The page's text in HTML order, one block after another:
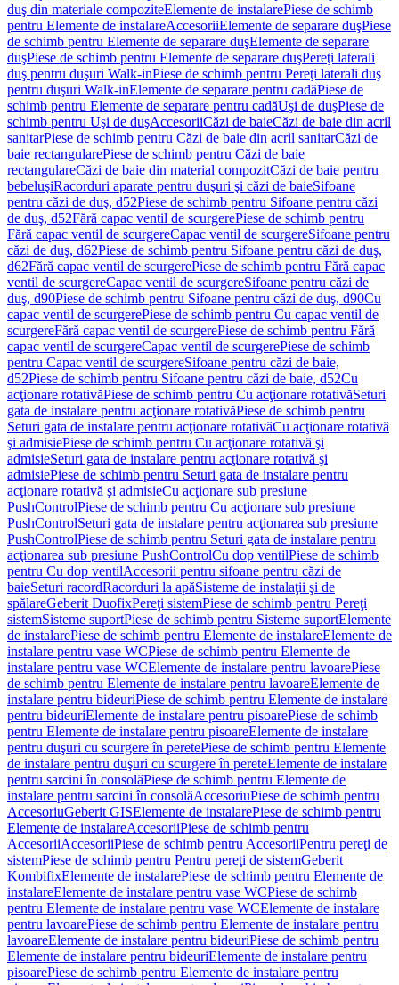
duş din materiale compoziteElemente de instalarePiese de schimb
pentru Elemente de instalareAccesoriiElemente de separare duşPiese
de schimb pentru Elemente de separare duşElemente de separare
duşPiese de schimb pentru Elemente de separare duşPereţi laterali
duş pentru duşuri Walk-inPiese de schimb pentru Pereţi laterali duş
pentru duşuri Walk-inElemente de separare pentru cadăPiese de
schimb pentru Elemente de separare pentru cadăUşi de duşPiese de
schimb pentru Uşi de duşAccesoriiCăzi de baieCăzi de baie din acril
sanitarPiese de schimb pentru Căzi de baie din acril sanitarCăzi de
baie rectangularePiese de schimb pentru Căzi de baie
rectangulareCăzi de baie din material compozitCăzi de baie pentru
bebeluşiRacorduri aparate pentru duşuri şi căzi de baieSifoane
pentru căzi de duş, d52Piese de schimb pentru Sifoane pentru căzi
de duş, d52Fără capac ventil de scurgerePiese de schimb pentru
Fără capac ventil de scurgereCapac ventil de scurgereSifoane pentru
căzi de duş, d62Piese de schimb pentru Sifoane pentru căzi de duş,
d62Fără capac ventil de scurgerePiese de schimb pentru Fără capac
ventil de scurgereCapac ventil de scurgereSifoane pentru căzi de
duş, d90Piese de schimb pentru Sifoane pentru căzi de duş, d90Cu
capac ventil de scurgerePiese de schimb pentru Cu capac ventil de
scurgereFără capac ventil de scurgerePiese de schimb pentru Fără
capac ventil de scurgereCapac ventil de scurgerePiese de schimb
pentru Capac ventil de scurgereSifoane pentru căzi de baie,
d52Piese de schimb pentru Sifoane pentru căzi de baie, d52Cu
acţionare rotativăPiese de schimb pentru Cu acţionare rotativăSeturi
gata de instalare pentru acţionare rotativăPiese de schimb pentru
Seturi gata de instalare pentru acţionare rotativăCu acţionare rotativă
şi admisiePiese de schimb pentru Cu acţionare rotativă şi
admisieSeturi gata de instalare pentru acţionare rotativă şi
admisiePiese de schimb pentru Seturi gata de instalare pentru
acţionare rotativă şi admisieCu acţionare sub presiune
PushControlPiese de schimb pentru Cu acţionare sub presiune
PushControlSeturi gata de instalare pentru acţionarea sub presiune
PushControlPiese de schimb pentru Seturi gata de instalare pentru
acţionarea sub presiune PushControlCu dop ventilPiese de schimb
pentru Cu dop ventilAccesorii pentru sifoane pentru căzi de
baieSeturi racordRacorduri la apăSisteme de instalaţii şi de
spălareGeberit DuofixPereţi sistemPiese de schimb pentru Pereţi
sistemSisteme suportPiese de schimb pentru Sisteme suportElemente
de instalarePiese de schimb pentru Elemente de instalareElemente de
instalare pentru vase WCPiese de schimb pentru Elemente de
instalare pentru vase WCElemente de instalare pentru lavoarePiese
de schimb pentru Elemente de instalare pentru lavoareElemente de
instalare pentru bideuriPiese de schimb pentru Elemente de instalare
pentru bideuriElemente de instalare pentru pisoarePiese de schimb
pentru Elemente de instalare pentru pisoareElemente de instalare
pentru duşuri cu scurgere în peretePiese de schimb pentru Elemente
de instalare pentru duşuri cu scurgere în pereteElemente de instalare
pentru sarcini în consolăPiese de schimb pentru Elemente de
instalare pentru sarcini în consolăAccesoriuPiese de schimb pentru
AccesoriuGeberit GISElemente de instalarePiese de schimb pentru
Elemente de instalareAccesoriiPiese de schimb pentru
AccesoriiAccesoriiPiese de schimb pentru AccesoriiPentru pereţi de
sistemPiese de schimb pentru Pentru pereţi de sistemGeberit
KombifixElemente de instalarePiese de schimb pentru Elemente de
instalareElemente de instalare pentru vase WCPiese de schimb
pentru Elemente de instalare pentru vase WCElemente de instalare
pentru lavoarePiese de schimb pentru Elemente de instalare pentru
lavoareElemente de instalare pentru bideuriPiese de schimb pentru
Elemente de instalare pentru bideuriElemente de instalare pentru
pisoarePiese de schimb pentru Elemente de instalare pentru